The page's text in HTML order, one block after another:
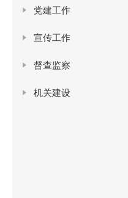
党建工作
宣传工作
督查监察
机关建设